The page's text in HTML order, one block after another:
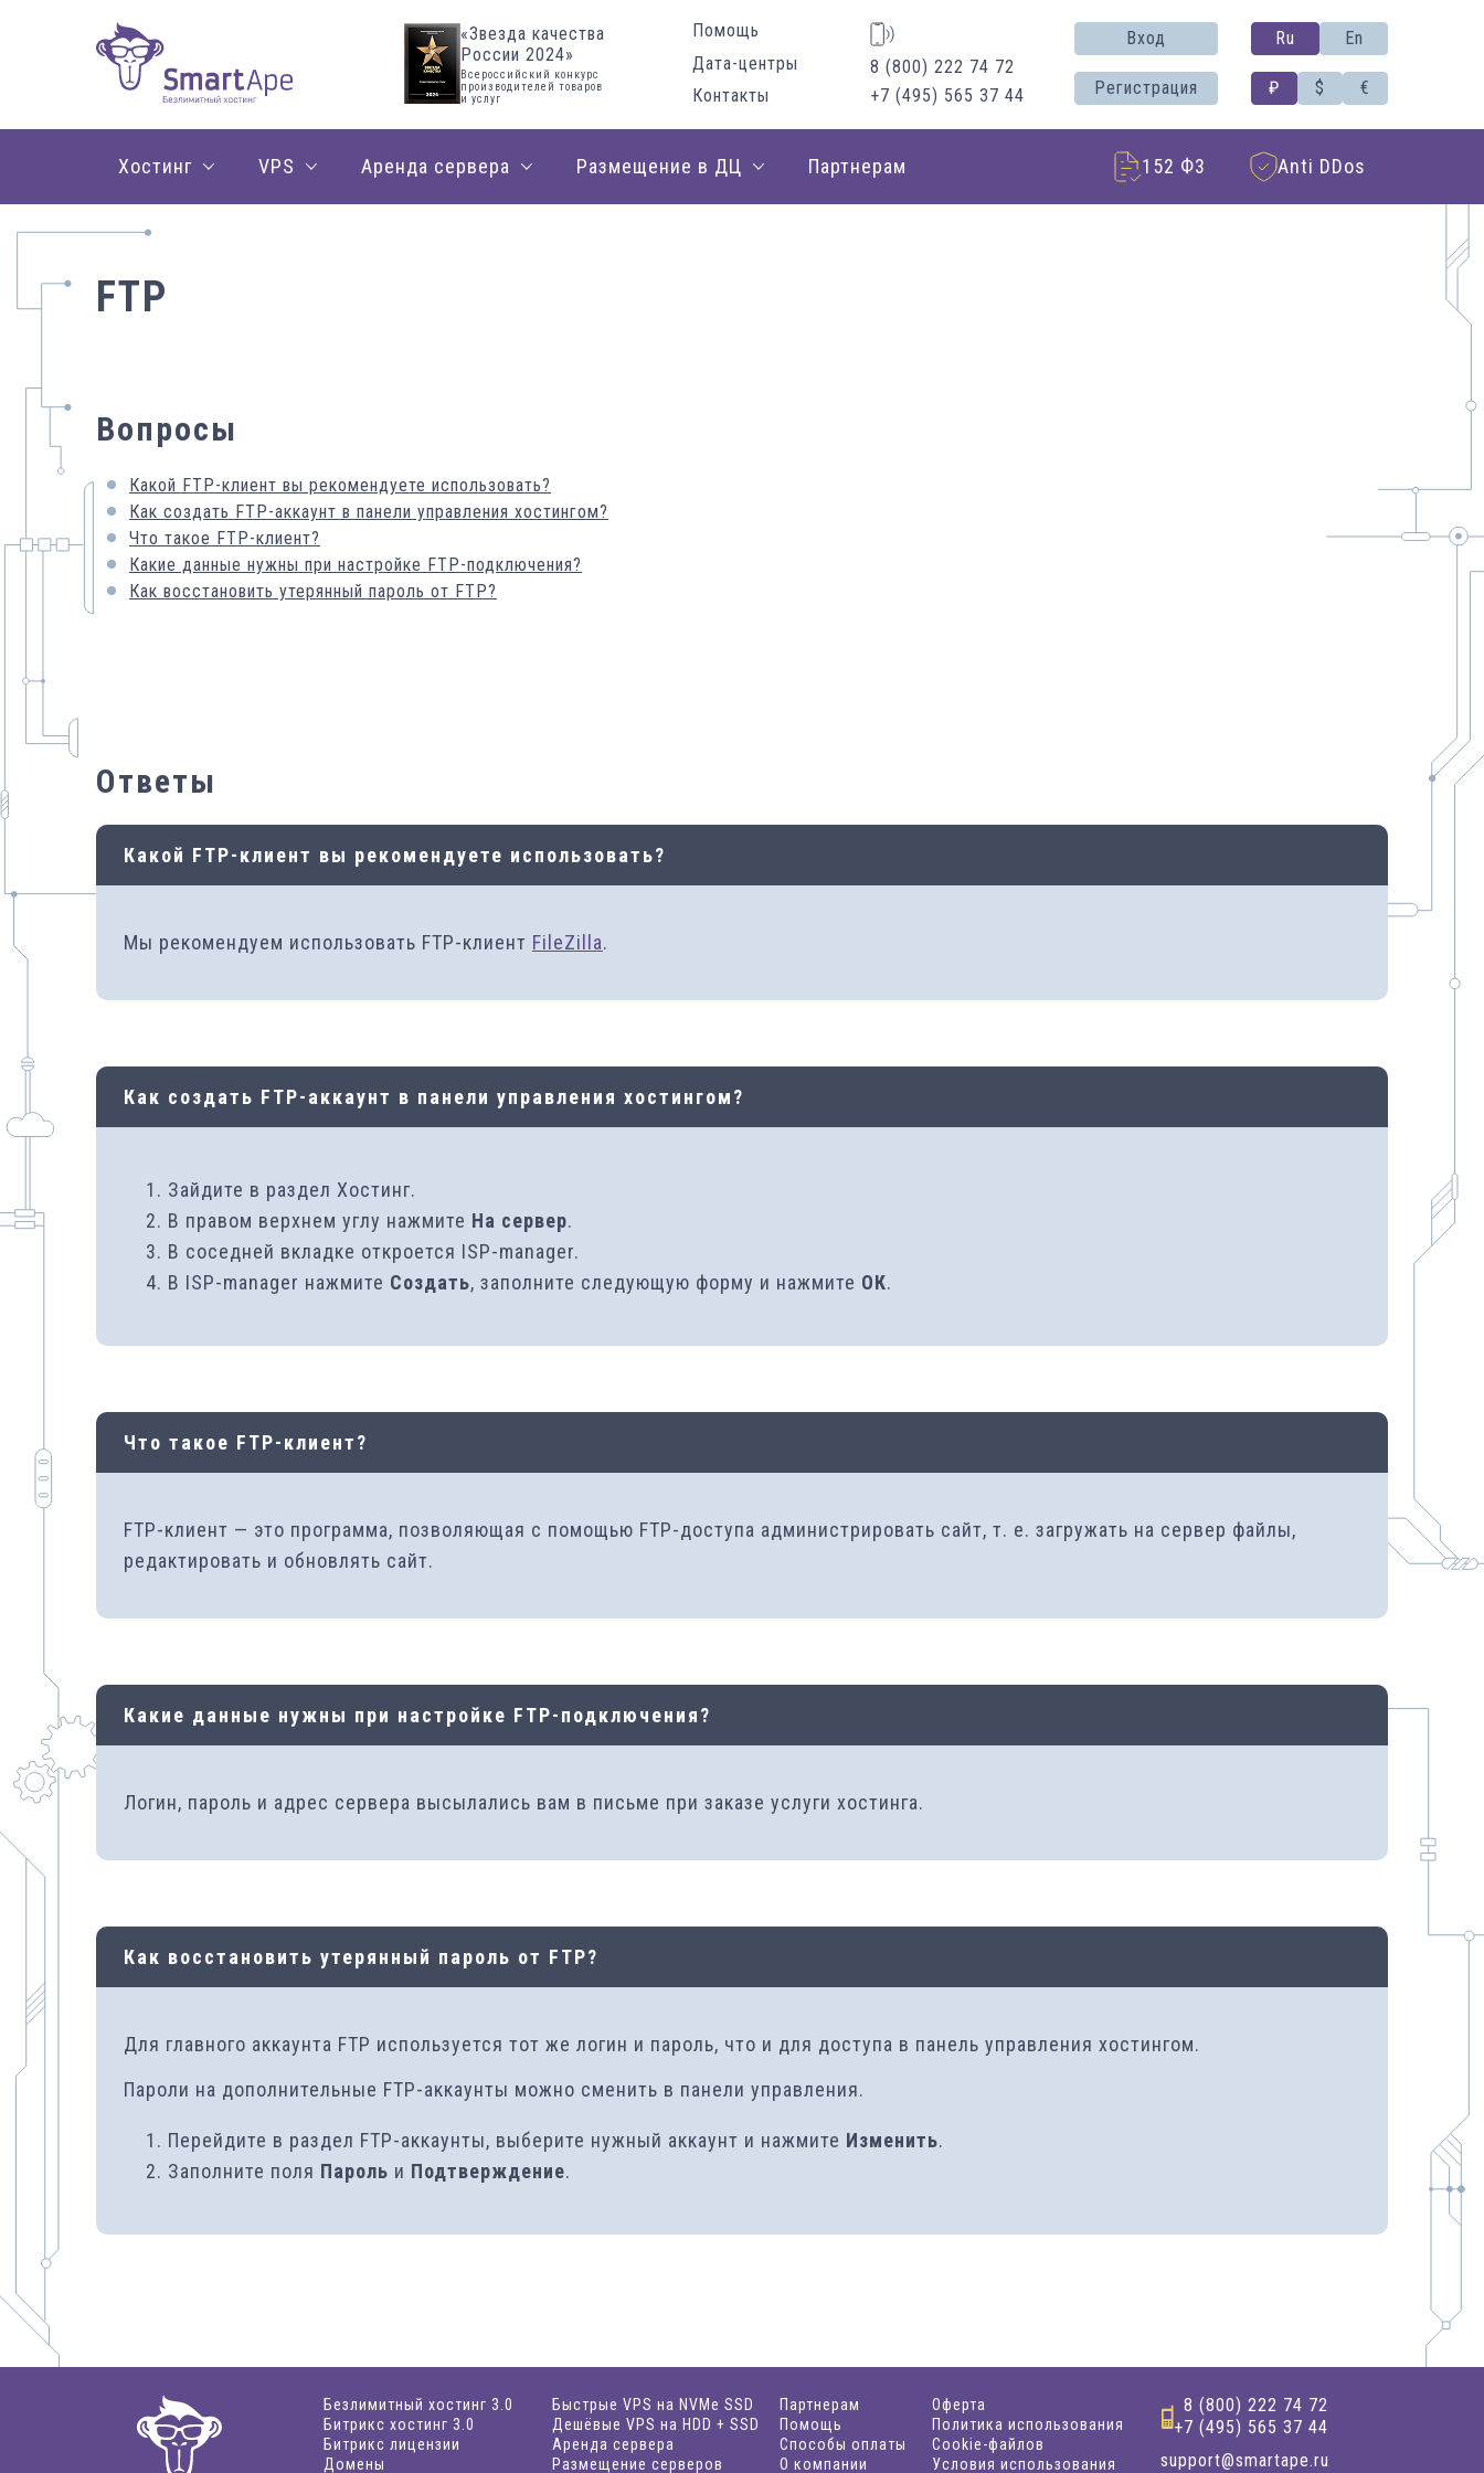
«Звезда качества
России 2024»
Всероссийский конкурс
производителей товаров
и услуг
Помощь
Дата-центры
Контакты
8 (800) 222 74 72
+7 (495) 565 37 44
Вход
Регистрация
Ru En
₽ $ €
Хостинг VPS Аренда сервера Размещение в ДЦ Партнерам 152 Ф3 Anti DDos
FTP
Вопросы
Какой FTP-клиент вы рекомендуете использовать?
Как создать FTP-аккаунт в панели управления хостингом?
Что такое FTP-клиент?
Какие данные нужны при настройке FTP-подключения?
Как восстановить утерянный пароль от FTP?
Ответы
Какой FTP-клиент вы рекомендуете использовать?
Мы рекомендуем использовать FTP-клиент FileZilla.
Как создать FTP-аккаунт в панели управления хостингом?
Зайдите в раздел Хостинг.
В правом верхнем углу нажмите На сервер.
В соседней вкладке откроется ISP-manager.
В ISP-manager нажмите Создать, заполните следующую форму и нажмите ОК.
Что такое FTP-клиент?
FTP-клиент — это программа, позволяющая с помощью FTP-доступа администрировать сайт, т. е. загружать на сервер файлы,
редактировать и обновлять сайт.
Какие данные нужны при настройке FTP-подключения?
Логин, пароль и адрес сервера высылались вам в письме при заказе услуги хостинга.
Как восстановить утерянный пароль от FTP?
Для главного аккаунта FTP используется тот же логин и пароль, что и для доступа в панель управления хостингом.
Пароли на дополнительные FTP-аккаунты можно сменить в панели управления.
Перейдите в раздел FTP-аккаунты, выберите нужный аккаунт и нажмите Изменить.
Заполните поля Пароль и Подтверждение.
Безлимитный хостинг 3.0
Битрикс хостинг 3.0
Битрикс лицензии
Домены
Быстрые VPS на NVMe SSD
Дешёвые VPS на HDD + SSD
Аренда сервера
Размещение серверов
Партнерам
Помощь
Способы оплаты
О компании
Оферта
Политика использования
Cookie-файлов
Условия использования
8 (800) 222 74 72
+7 (495) 565 37 44
support@smartape.ru